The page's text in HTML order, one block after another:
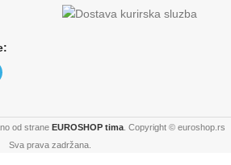
od strane EUROSHOP tima . Copyright © euroshop.rs
Sva prava zadržana.